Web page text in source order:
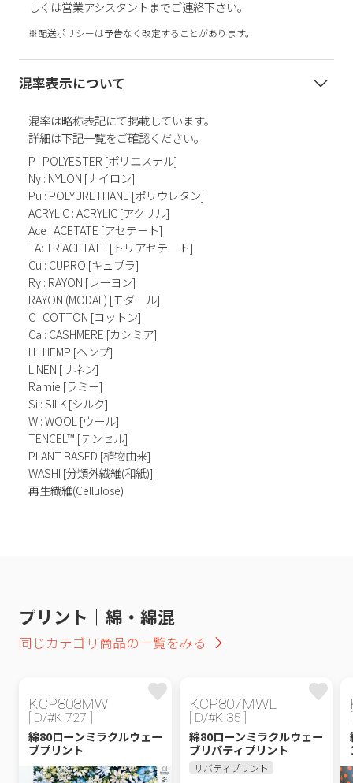
しくは営業アシスタントまでご連絡下さい。
※配送ポリシーは予告なく改定することがあります。
混率表示について
混率は略称表記にて掲載しています。
詳細は下記一覧をご確認ください。
P : POLYESTER [ポリエステル]
Ny : NYLON [ナイロン]
Pu : POLYURETHANE [ポリウレタン]
ACRYLIC : ACRYLIC [アクリル]
Ace : ACETATE [アセテート]
TA: TRIACETATE [トリアセテート]
Cu : CUPRO [キュプラ]
Ry : RAYON [レーヨン]
RAYON (MODAL) [モダール]
C : COTTON [コットン]
Ca : CASHMERE [カシミア]
H : HEMP [ヘンプ]
LINEN [リネン]
Ramie [ラミー]
Si : SILK [シルク]
W : WOOL [ウール]
TENCEL™ [テンセル]
PLANT BASED [植物由来]
WASHI [分類外繊維(和紙)]
再生繊維(Cellulose)
プリント｜綿・綿混
同じカテゴリ商品の一覧をみる
KCP808MW
[ D/#K-727 ]
綿80ローンミラクルウェー
ブプリント
KCP807MWL
[ D/#K-35 ]
綿80ローンミラクルウェー
ブリバティプリント
リバティプリント